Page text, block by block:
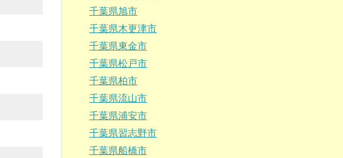
千葉県旭市
千葉県木更津市
千葉県東金市
千葉県松戸市
千葉県柏市
千葉県流山市
千葉県浦安市
千葉県習志野市
千葉県船橋市